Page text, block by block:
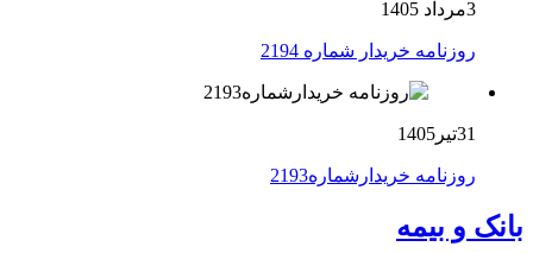
3مرداد 1405
روزنامه خریدار شماره 2194
31تیر1405
روزنامه خریدارشماره2193
بانک و بیمه